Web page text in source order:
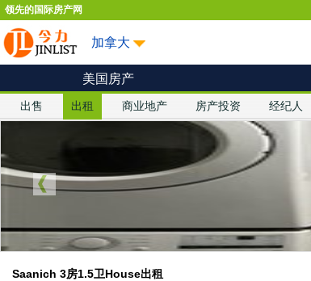
领先的国际房产网
加拿大
美国房产
出售 出租 商业地产 房产投资 经纪人
Saanich 3房1.5卫House出租